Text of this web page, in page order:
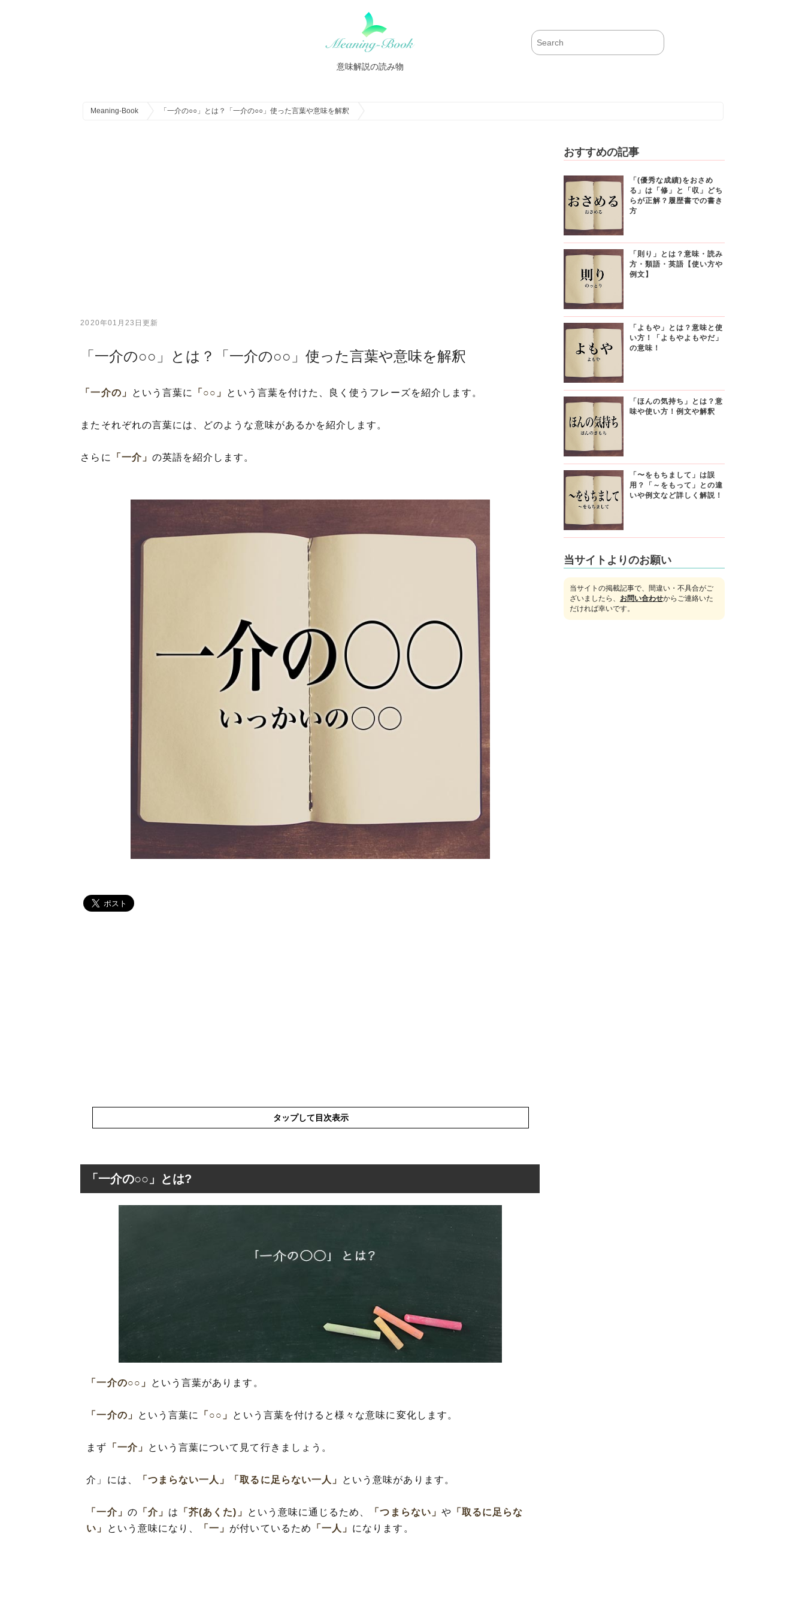
意味解説の読み物
Meaning-Book 「一介の○○」とは？「一介の○○」使った言葉や意味を解釈
2020年01月23日更新
「一介の○○」とは？「一介の○○」使った言葉や意味を解釈
「一介の」 という言葉に 「○○」 という言葉を付けた、良く使うフレーズを紹介します。
またそれぞれの言葉には、どのような意味があるかを紹介します。
さらに 「一介」 の英語を紹介します。
タップして目次表示
「一介の○○」使った言葉や意味を解釈
「一介の○○」とは?
「一介の○○」 という言葉があります。
「一介の」 という言葉に 「○○」 という言葉を付けると様々な意味に変化します。
まず 「一介」 という言葉について見て行きましょう。
介」には、 「つまらない一人」 「取るに足らない一人」 という意味があります。
「一介」 の 「介」 は 「芥(あくた)」 という意味に通じるため、 「つまらない」 や 「取るに足らな
い」
という意味になり、 「一」 が付いているため 「一人」 になります。
おすすめの記事
「(優秀な成績)をおさめ
る」は「修」と「収」どち
らが正解？履歴書での書き
方
「則り」とは？意味・読み
方・類語・英語【使い方や
例文】
「よもや」とは？意味と使
い方！「よもやよもやだ」
の意味！
「ほんの気持ち」とは？意
味や使い方！例文や解釈
「〜をもちまして」は誤
用？「～をもって」との違
いや例文など詳しく解説！
当サイトよりのお願い
当サイトの掲載記事で、間違い・不具合がご
ざいましたら、 お問い合わせからご連絡いた
だければ幸いです。